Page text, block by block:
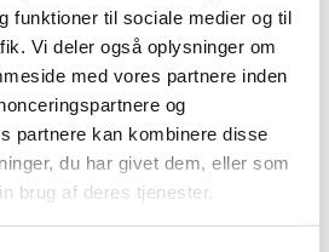
funktioner til sociale medier og til
Vi deler også oplysninger om
med vores partnere inden
og
partnere kan kombinere disse
du har givet dem, eller som
brug af deres tjenester.
Adult Multi-Function
3